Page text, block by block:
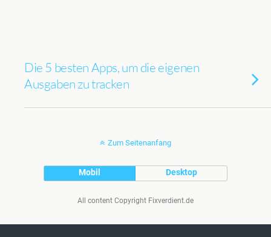
Die 5 besten Apps, um die eigenen
Ausgaben zu tracken
Zum Seitenanfang
Mobil Desktop
All content Copyright Fixverdient.de